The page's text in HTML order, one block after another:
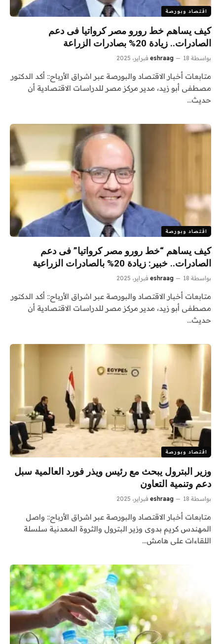
اقتصاد وبورصة
كيف يساهم خط رورو مصر كرواتيا فى دعم
الصادرات.. زيادة 20% بصادرات الزراعة
بواسطة eshraag 18 فبراير، 2025
متابعات أخبار الاقتصاد والبورصة عبر اشراق الأرباح:: أكد الدكتور
مصطفى أبو زيد، مدير مركز مصر للدراسات الاقتصادية أن
حديث…
اقتصاد وبورصة
كيف يساهم “خط رورو مصر كرواتيا” فى دعم
الصادرات.. خبير: زيادة 20% بالصادرات الزراعية
بواسطة eshraag 18 فبراير، 2025
متابعات أخبار الاقتصاد والبورصة عبر اشراق الأرباح:: أكد الدكتور
مصطفى أبو زيد، مدير مركز مصر للدراسات الاقتصادية أن
حديث…
اقتصاد وبورصة
وزير البترول يبحث مع رئيس ويذر فورد العالمية سبل
دعم وتنمية التعاون
بواسطة eshraag 18 فبراير، 2025
متابعات أخبار الاقتصاد والبورصة عبر اشراق الأرباح:: واصل
المهندس كريم بدوى وزير البترول والثروة المعدنية سلسلة
اللقاءات على هامش…